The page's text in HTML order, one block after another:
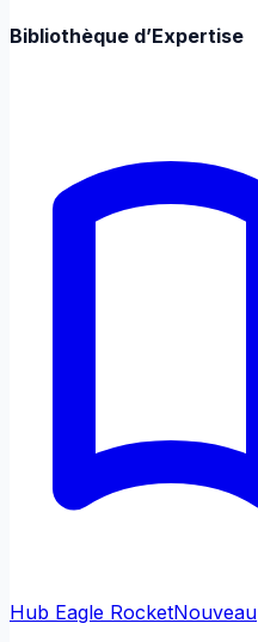
Bibliothèque d’Expertise
Hub Eagle RocketNouveau